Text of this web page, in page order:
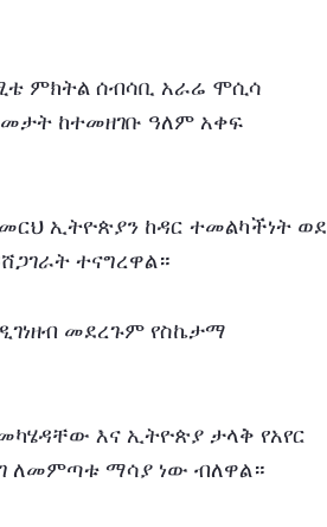
ምክትል ሰብሳቢ አራሬ ሞሲሳ
ከተመዘገቡ ዓለም አቀፍ
ኢትዮጵያን ከዳር ተመልካችነት ወደ
ተናግረዋል።
መደረጉም የስኬታማ
እና ኢትዮጵያ ታላቅ የአየር
ለመምጣቱ ማሳያ ነው ብለዋል።